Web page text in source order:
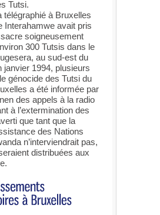
Tutsi.
télégraphié à Bruxelles
Interahamwe avait pris
soigneusement
300 Tutsis dans le
au sud-est du
janvier 1994, plusieurs
génocide des Tutsi du
a été informée par
des appels à la radio
à l’extermination des
que tant que la
des Nations
n’interviendrait pas,
distribuées aux